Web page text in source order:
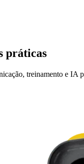
práticas
treinamento e IA